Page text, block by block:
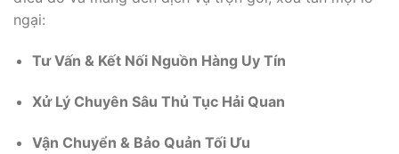
ngại:
Tư Vấn & Kết Nối Nguồn Hàng Uy Tín
Xử Lý Chuyên Sâu Thủ Tục Hải Quan
Vận Chuyển & Bảo Quản Tối Ưu